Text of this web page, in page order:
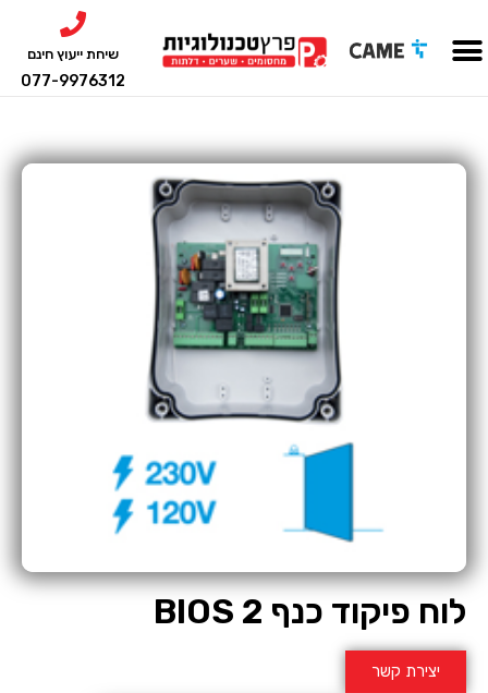
שיחת ייעוץ חינם
077-9976312
לוח פיקוד כנף BIOS 2
יצירת קשר